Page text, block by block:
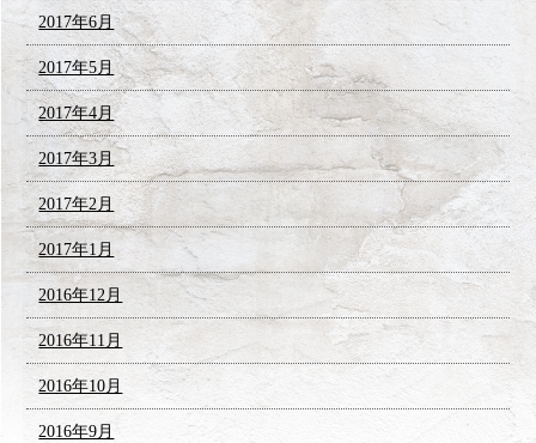
2017年6月
2017年5月
2017年4月
2017年3月
2017年2月
2017年1月
2016年12月
2016年11月
2016年10月
2016年9月